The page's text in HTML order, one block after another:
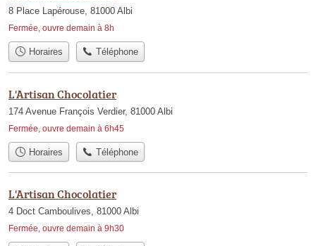
8 Place Lapérouse, 81000 Albi
Fermée, ouvre demain à 8h
Horaires Téléphone
L'Artisan Chocolatier
174 Avenue François Verdier, 81000 Albi
Fermée, ouvre demain à 6h45
Horaires Téléphone
L'Artisan Chocolatier
4 Doct Camboulives, 81000 Albi
Fermée, ouvre demain à 9h30